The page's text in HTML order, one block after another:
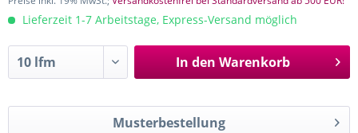
Lieferzeit 1-7 Arbeitstage, Express-Versand möglich
In den Warenkorb
Musterbestellung